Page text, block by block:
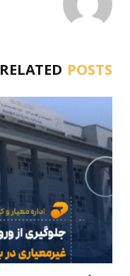
RELATED POSTS